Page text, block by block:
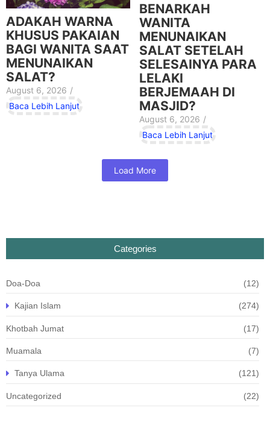
ADAKAH WARNA
KHUSUS PAKAIAN
BAGI WANITA SAAT
MENUNAIKAN
SALAT?
August 6, 2026 /
Baca Lebih Lanjut
BENARKAH
WANITA
MENUNAIKAN
SALAT SETELAH
SELESAINYA PARA
LELAKI
BERJEMAAH DI
MASJID?
August 6, 2026 /
Baca Lebih Lanjut
Load More
Categories
Doa-Doa (12)
Kajian Islam (274)
Khotbah Jumat (17)
Muamala (7)
Tanya Ulama (121)
Uncategorized (22)